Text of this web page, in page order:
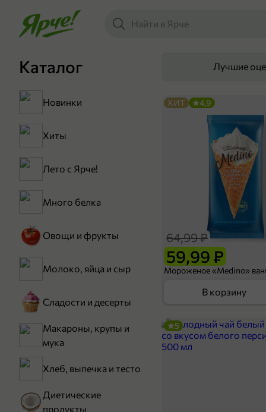
Каталог
Новинки
Хиты
Лето с Ярче!
Много белка
Овощи и фрукты
Молоко, яйца и сыр
Сладости и десерты
Макароны, крупы и
мука
Хлеб, выпечка и тесто
Диетические
продукты
Лучшие
59,99 ₽
64,99 ₽
ХИТ 4,9
В корзину
5